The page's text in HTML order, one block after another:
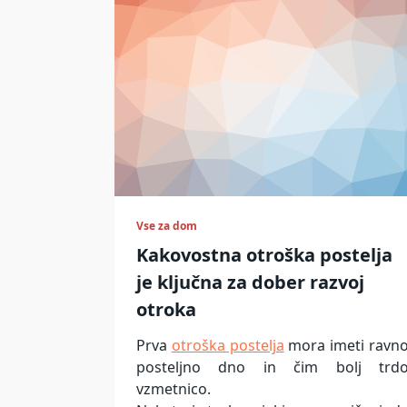
Vse za dom
Kakovostna otroška postelja
je ključna za dober razvoj
otroka
Prva otroška postelja mora imeti
posteljno dno in čim bolj
vzmetnico.